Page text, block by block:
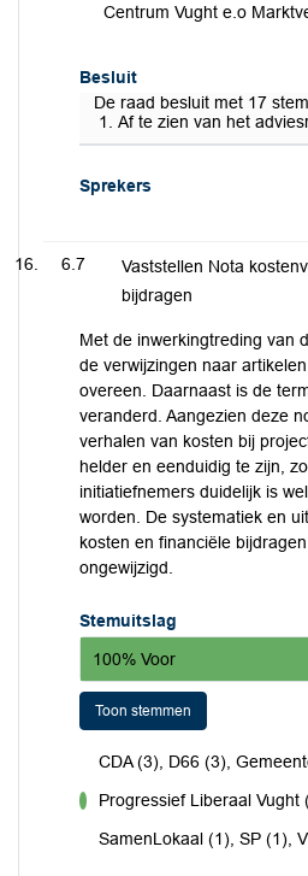
Centrum Vught e.o
Besluit
De raad besluit met 17
Af te zien van het
Sprekers
6.7
Vaststellen Nota
bijdragen
Met de inwerkingtreding van
de verwijzingen naar
overeen. Daarnaast is de
veranderd. Aangezien deze
verhalen van kosten bij
helder en eenduidig te zijn,
initiatiefnemers duidelijk is
worden. De systematiek en
kosten en financiële
ongewijzigd.
Stemuitslag
100% Voor
Toon stemmen
CDA (3), D66 (3),
Progressief Liberaal Vught
SamenLokaal (1), SP (1),